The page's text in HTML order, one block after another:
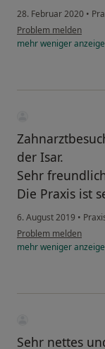
28. Februar 2020 •
Problem melden
mehrweniger
der Isar.
Sehr
Die Praxis ist
6. August 2019 •
Problem melden
mehrweniger
Sehr nettes